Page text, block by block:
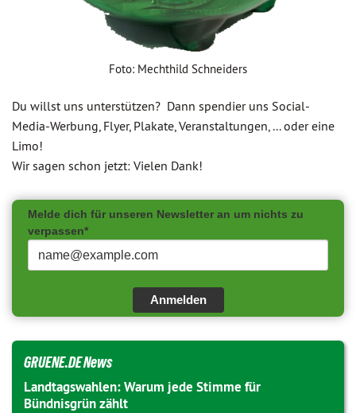
Foto: Mechthild Schneiders
Du willst uns unterstützen? Dann spendier uns Social-
Media-Werbung, Flyer, Plakate, Veranstaltungen, ... oder eine
Limo!
Wir sagen schon jetzt: Vielen Dank!
Melde dich für unseren Newsletter an um nichts zu
verpassen*
Anmelden
GRUENE.DE News
Landtagswahlen: Warum jede Stimme für
Bündnisgrün zählt